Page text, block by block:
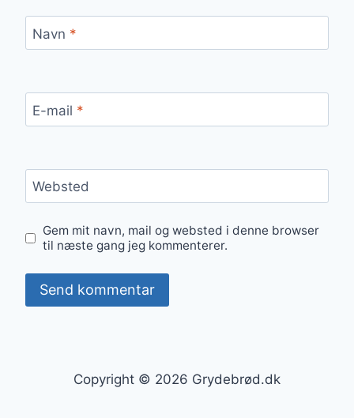
Navn *
E-mail *
Websted
Gem mit navn, mail og websted i denne browser
til næste gang jeg kommenterer.
Copyright © 2026 Grydebrød.dk